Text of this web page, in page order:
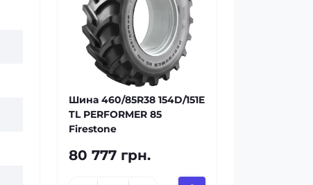
Шина 460/85R38 154D/151E
TL PERFORMER 85
Firestone
80 777 грн.